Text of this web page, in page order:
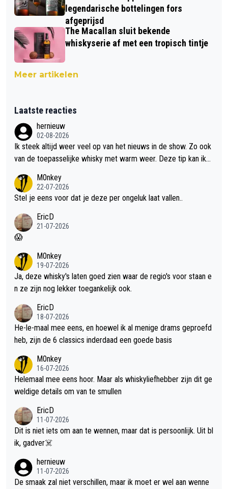
legendarische bottelingen fors
afgeprijsd
The Macallan sluit bekende
whiskyserie af met een tropisch tintje
Meer artikelen
Laatste reacties
hernieuw
02-08-2026
Ik steek altijd weer veel op van het nieuws in de show. Zo ook
van de toepasselijke whisky met warm weer. Deze tip kan ik
M0nkey
22-07-2026
Stel je eens voor dat je deze per ongeluk laat vallen..
EricD
21-07-2026
😱
M0nkey
19-07-2026
Ja, deze whisky's laten goed zien waar de regio's voor staan e
n ze zijn nog lekker toegankelijk ook.
EricD
18-07-2026
He-le-maal mee eens, en hoewel ik al menige drams geproefd
heb, zijn de 6 classics inderdaad een goede basis
M0nkey
16-07-2026
Helemaal mee eens hoor. Maar als whiskyliefhebber zijn dit ge
weldige details om van te smullen
EricD
11-07-2026
Dit is niet iets om aan te wennen, maar dat is persoonlijk. Uit bl
ik, gadver☠️
hernieuw
11-07-2026
De smaak zal niet verschillen, maar ik moet er wel aan wenne